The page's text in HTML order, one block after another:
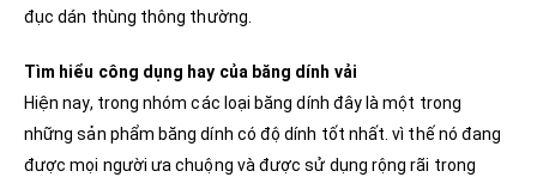
đục dán thùng thông thường.
Tìm hiểu công dụng hay của băng dính vải
Hiện nay, trong nhóm các loại băng dính đây là một trong
những sản phẩm băng dính có độ dính tốt nhất. vì thế nó đang
được mọi người ưa chuộng và được sử dụng rộng rãi trong